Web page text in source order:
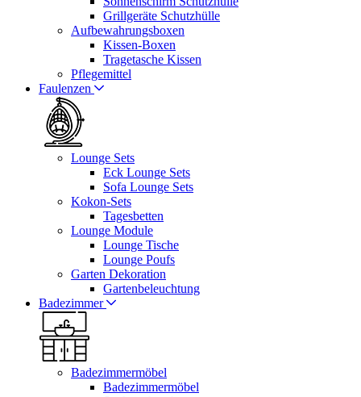
Grillgeräte Schutzhülle
Aufbewahrungsboxen
Kissen-Boxen
Tragetasche Kissen
Pflegemittel
Faulenzen
Lounge Sets
Eck Lounge Sets
Sofa Lounge Sets
Kokon-Sets
Tagesbetten
Lounge Module
Lounge Tische
Lounge Poufs
Garten Dekoration
Gartenbeleuchtung
Badezimmer
Badezimmermöbel
Badezimmermöbel